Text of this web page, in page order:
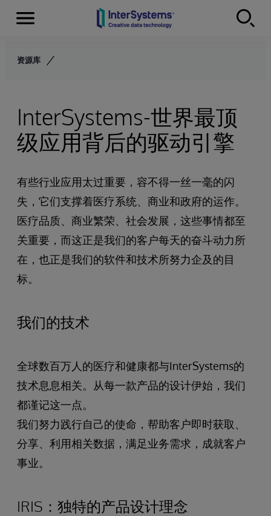
Skip to content
Menu
资源库
InterSystems-世界最顶
级应用背后的驱动引擎
有些行业应用太过重要，容不得一丝一毫的闪
失，它们支撑着医疗系统、商业和政府的运作。
医疗品质、商业繁荣、社会发展，这些事情都至
关重要，而这正是我们的客户每天的奋斗动力所
在，也正是我们的软件和技术所努力企及的目
标。
我们的技术
全球数百万人的医疗和健康都与InterSystems的
技术息息相关。从每一款产品的设计伊始，我们
都谨记这一点。
我们努力践行自己的使命，帮助客户即时获取、
分享、利用相关数据，满足业务需求，成就客户
事业。
IRIS：独特的产品设计理念